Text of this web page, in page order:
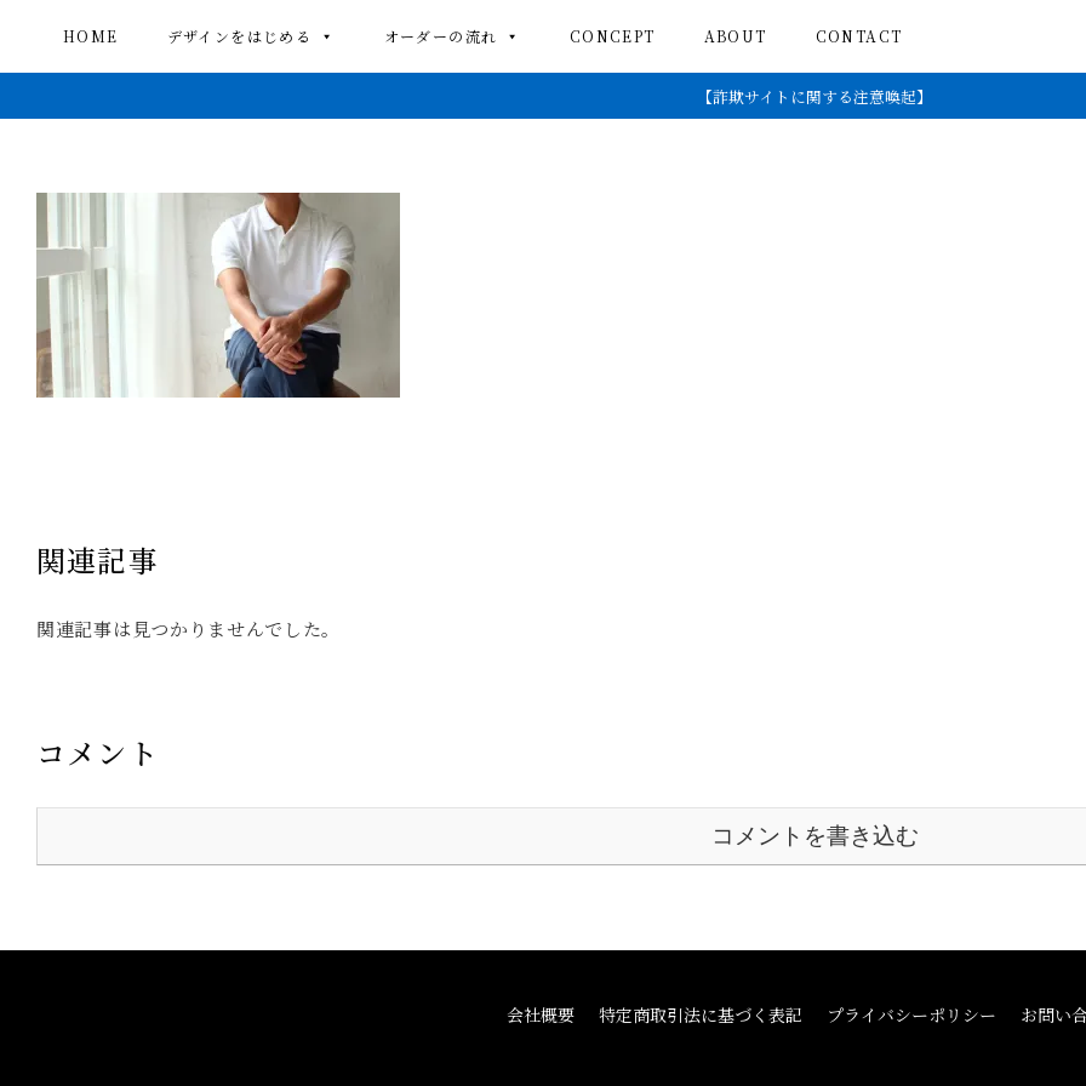
HOME デザインをはじめる オーダーの流れ CONCEPT ABOUT CONTACT
【詐欺サイトに関する注意喚起】
関連記事
関連記事は見つかりませんでした。
コメント
コメントを書き込む
会社概要 特定商取引法に基づく表記 プライバシーポリシー お問い